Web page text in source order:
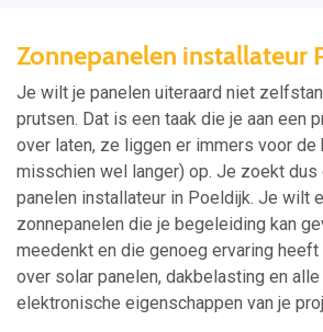
Zonnepanelen installateur
Je wilt je panelen uiteraard niet
prutsen. Dat is een taak die je aan een
over laten, ze liggen er immers voor de
misschien wel langer) op. Je zoekt dus
panelen installateur in Poeldijk. Je wilt
zonnepanelen die je begeleiding kan
meedenkt en die genoeg ervaring heeft
over solar panelen, dakbelasting en
elektronische eigenschappen van je